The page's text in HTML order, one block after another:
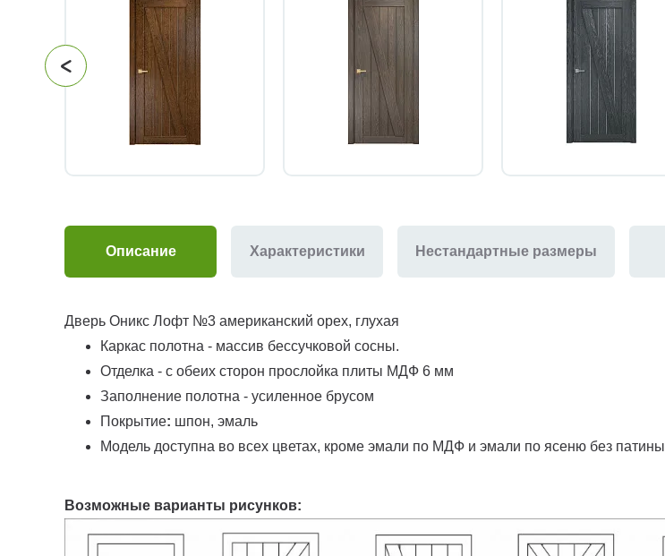
Описание Характеристики Нестандартные размеры
Дверь Оникс Лофт №3 американский орех, глухая
Каркас полотна - массив бессучковой сосны.
Отделка - с обеих сторон прослойка плиты МДФ 6 мм
Заполнение полотна - усиленное брусом
Покрытие: шпон, эмаль
Модель доступна во всех цветах, кроме эмали по МДФ и эмали по ясеню без патины
Возможные варианты рисунков: